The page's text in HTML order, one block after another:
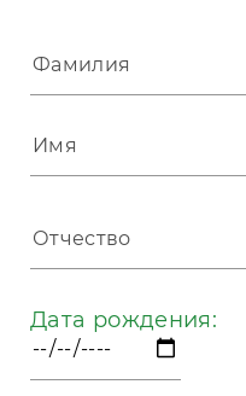
Дата рождения: